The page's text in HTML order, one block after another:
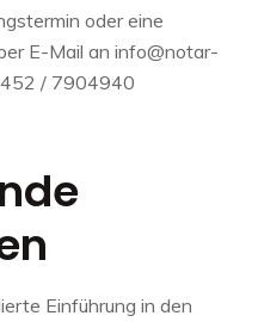
oder eine
E-Mail an info@notar-
/ 7904940
Einführung in den